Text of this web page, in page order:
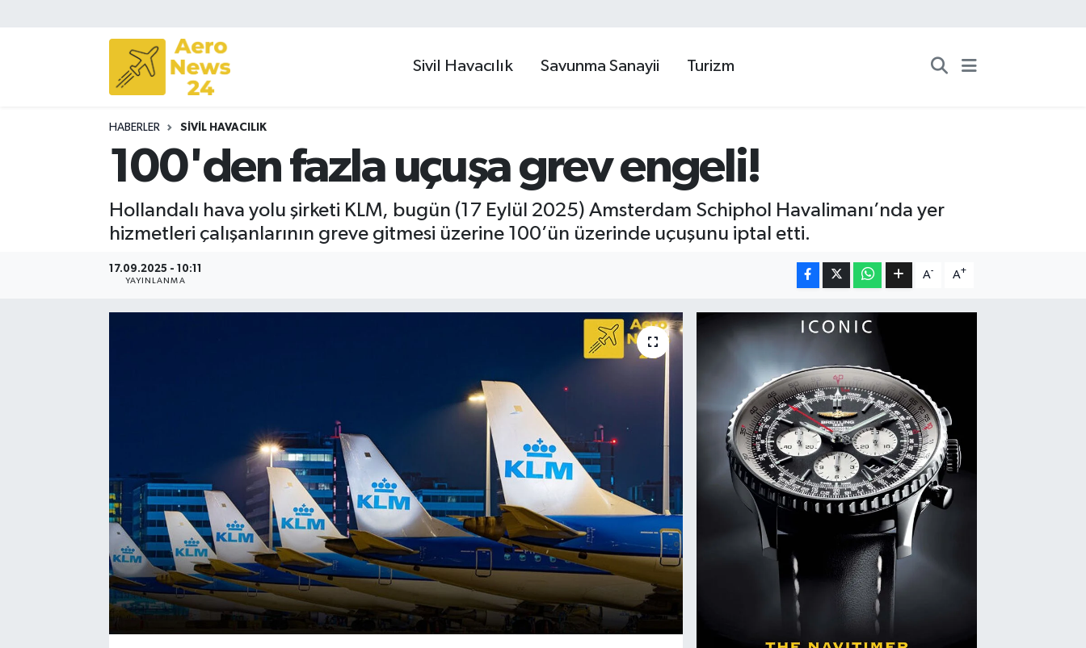
Sivil Havacılık Savunma Sanayii Turizm
HABERLER SIVIL HAVACILIK
100'den fazla uçuşa grev engeli!
Hollandalı hava yolu şirketi KLM, bugün (17 Eylül 2025) Amsterdam Schiphol Havalimanı’nda yer
hizmetleri çalışanlarının greve gitmesi üzerine 100’ün üzerinde uçuşunu iptal etti.
17.09.2025 - 10:11
YAYINLANMA
A- A+
Sivil Havacılık